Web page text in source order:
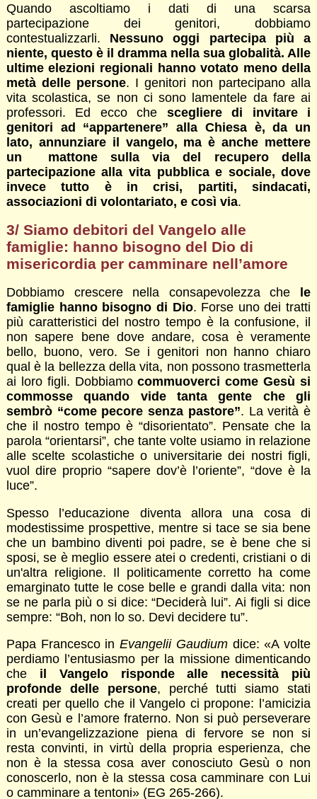
Quando ascoltiamo i dati di una scarsa
partecipazione dei genitori, dobbiamo
contestualizzarli. Nessuno oggi partecipa più a
niente, questo è il dramma nella sua globalità. Alle
ultime elezioni regionali hanno votato meno della
metà delle persone. I genitori non partecipano alla
vita scolastica, se non ci sono lamentele da fare ai
professori. Ed ecco che scegliere di invitare i
genitori ad “appartenere” alla Chiesa è, da un
lato, annunziare il vangelo, ma è anche mettere
un mattone sulla via del recupero della
partecipazione alla vita pubblica e sociale, dove
invece tutto è in crisi, partiti, sindacati,
associazioni di volontariato, e così via.
3/ Siamo debitori del Vangelo alle
famiglie: hanno bisogno del Dio di
misericordia per camminare nell’amore
Dobbiamo crescere nella consapevolezza che
le
famiglie hanno bisogno di Dio. Forse uno dei tratti
più caratteristici del nostro tempo è la confusione, il
non sapere bene dove andare, cosa è veramente
bello, buono, vero. Se i genitori non hanno chiaro
qual è la bellezza della vita, non possono trasmetterla
ai loro figli. Dobbiamocommuoverci come Gesù si
commosse quando vide tanta gente che gli
sembrò “come pecore senza pastore”. La verità è
che il nostro tempo è “disorientato”. Pensate che la
parola “orientarsi”, che tante volte usiamo in relazione
alle scelte scolastiche o universitarie dei nostri figli,
vuol dire proprio “sapere dov’è l’oriente”, “dove è la
luce”.
Spesso l’educazione diventa allora una cosa di
modestissime prospettive, mentre si tace se sia bene
che un bambino diventi poi padre, se è bene che si
sposi, se è meglio essere atei o credenti, cristiani o di
un'altra religione. Il politicamente corretto ha come
emarginato tutte le cose belle e grandi dalla vita: non
se ne parla più o si dice: “Deciderà lui”. Ai figli si dice
sempre: “Boh, non lo so. Devi decidere tu”.
Papa Francesco inEvangelii Gaudiumdice: «A volte
perdiamo l’entusiasmo per la missione dimenticando
che il Vangelo risponde alle necessità più
profonde delle persone, perché tutti siamo stati
creati per quello che il Vangelo ci propone: l’amicizia
con Gesù e l’amore fraterno. Non si può perseverare
in un’evangelizzazione piena di fervore se non si
resta convinti, in virtù della propria esperienza, che
non è la stessa cosa aver conosciuto Gesù o non
conoscerlo, non è la stessa cosa camminare con Lui
o camminare a tentoni» (EG 265-266).